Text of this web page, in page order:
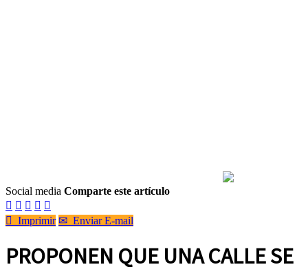
Social media Comparte este artículo
    
 Imprimir ✉ Enviar E-mail
PROPONEN QUE UNA CALLE SE